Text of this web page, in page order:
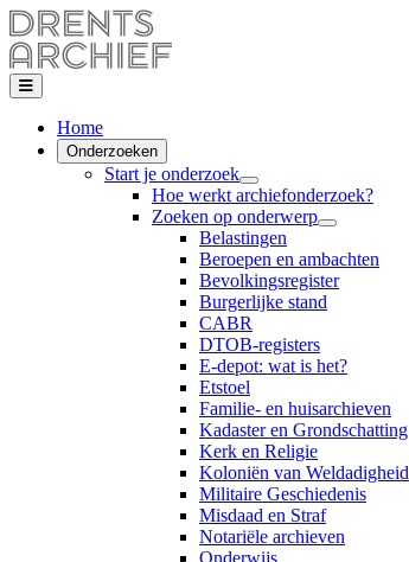
Home
Onderzoeken
Start je onderzoek
Hoe werkt archiefonderzoek?
Zoeken op onderwerp
Belastingen
Beroepen en ambachten
Bevolkingsregister
Burgerlijke stand
CABR
DTOB-registers
E-depot: wat is het?
Etstoel
Familie- en huisarchieven
Kadaster en Grondschatting
Kerk en Religie
Koloniën van Weldadigheid
Militaire Geschiedenis
Misdaad en Straf
Notariële archieven
Onderwijs